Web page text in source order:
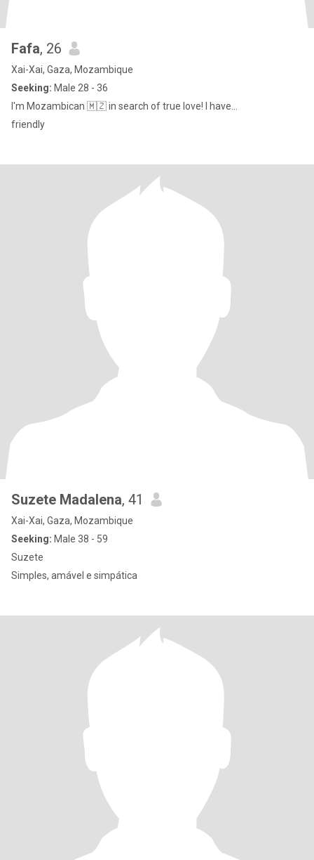
Fafa, 26
Xai-Xai, Gaza, Mozambique
Seeking: Male 28 - 36
I'm Mozambican 🇲🇿 in search of true love! I have...
friendly
Suzete Madalena, 41
Xai-Xai, Gaza, Mozambique
Seeking: Male 38 - 59
Suzete
Simples, amável e simpática